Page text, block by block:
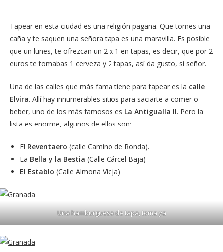
Tapear en esta ciudad es una religión pagana. Que tomes una
caña y te saquen una señora tapa es una maravilla. Es posible
que un lunes, te ofrezcan un 2 x 1 en tapas, es decir, que por 2
euros te tomabas 1 cerveza y 2 tapas, así da gusto, sí señor.
Una de las calles que más fama tiene para tapear es la calle
Elvira. Allí hay innumerables sitios para saciarte a comer o
beber, uno de los más famosos es La Antigualla II. Pero la
lista es enorme, algunos de ellos son:
El Reventaero (calle Camino de Ronda).
La Bella y la Bestia (Calle Cárcel Baja)
El Establo (Calle Almona Vieja)
Una hamburguesa de tapa, toma ya